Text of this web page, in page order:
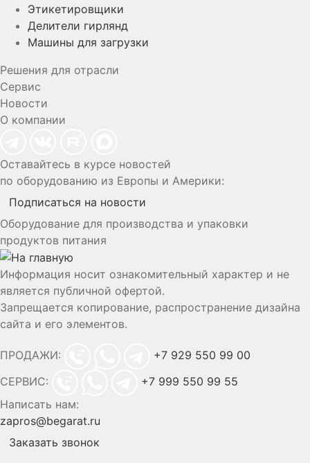
Этикетировщики
Делители гирлянд
Машины для загрузки
Решения для отрасли
Сервис
Новости
О компании
Оставайтесь в курсе новостей
по оборудованию из Европы и Америки:
Подписаться на новости
Оборудование для производства и упаковки
продуктов питания
Информация носит ознакомительный характер и не
является публичной офертой.
Запрещается копирование, распространение дизайна
сайта и его элементов.
ПРОДАЖИ:
+7 929 550 99 00
СЕРВИС:
+7 999 550 99 55
Написать нам:
zapros@begarat.ru
Заказать звонок